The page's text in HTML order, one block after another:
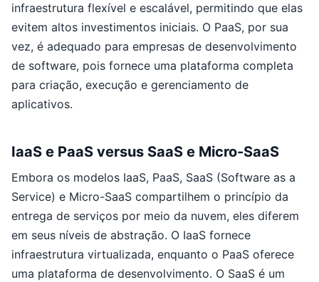
infraestrutura flexível e escalável, permitindo que elas
evitem altos investimentos iniciais. O PaaS, por sua
vez, é adequado para empresas de desenvolvimento
de software, pois fornece uma plataforma completa
para criação, execução e gerenciamento de
aplicativos.
IaaS e PaaS versus SaaS e Micro-SaaS
Embora os modelos IaaS, PaaS, SaaS (Software as a
Service) e Micro-SaaS compartilhem o princípio da
entrega de serviços por meio da nuvem, eles diferem
em seus níveis de abstração. O IaaS fornece
infraestrutura virtualizada, enquanto o PaaS oferece
uma plataforma de desenvolvimento. O SaaS é um